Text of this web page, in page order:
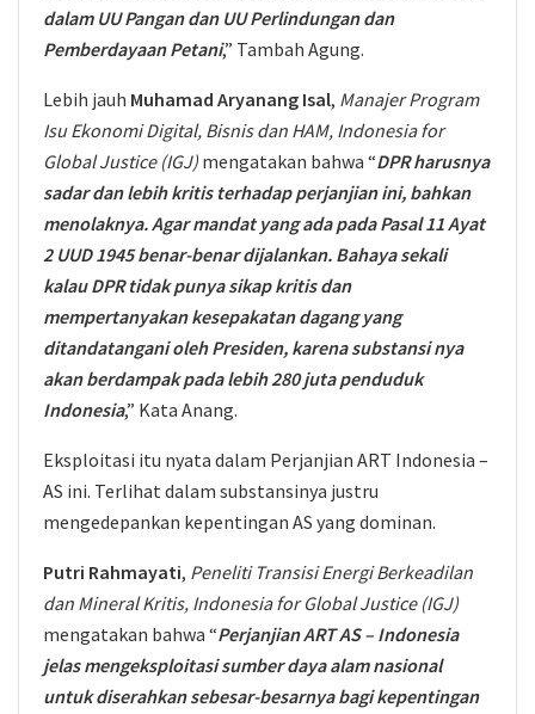
dalam UU Pangan dan UU Perlindungan dan
Pemberdayaan Petani,” Tambah Agung.
Lebih jauh Muhamad Aryanang Isal, Manajer Program
Isu Ekonomi Digital, Bisnis dan HAM, Indonesia for
Global Justice (IGJ) mengatakan bahwa “DPR harusnya
sadar dan lebih kritis terhadap perjanjian ini, bahkan
menolaknya. Agar mandat yang ada pada Pasal 11 Ayat
2 UUD 1945 benar-benar dijalankan. Bahaya sekali
kalau DPR tidak punya sikap kritis dan
mempertanyakan kesepakatan dagang yang
ditandatangani oleh Presiden, karena substansi nya
akan berdampak pada lebih 280 juta penduduk
Indonesia,” Kata Anang.
Eksploitasi itu nyata dalam Perjanjian ART Indonesia –
AS ini. Terlihat dalam substansinya justru
mengedepankan kepentingan AS yang dominan.
Putri Rahmayati, Peneliti Transisi Energi Berkeadilan
dan Mineral Kritis, Indonesia for Global Justice (IGJ)
mengatakan bahwa “Perjanjian ART AS – Indonesia
jelas mengeksploitasi sumber daya alam nasional
untuk diserahkan sebesar-besarnya bagi kepentingan